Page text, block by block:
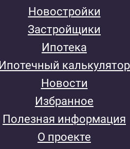
Новостройки
Застройщики
Ипотека
Ипотечный калькулятор
Новости
Избранное
Полезная информация
О проекте